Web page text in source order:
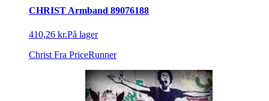
CHRIST Armband 89076188
410,26 kr.På lager
Christ Fra PriceRunner